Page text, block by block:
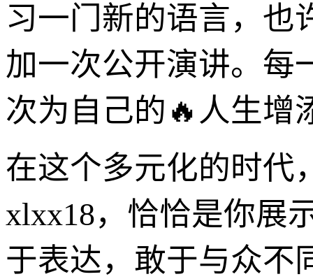
习一门新的语言，也
加一次公开演讲。每
次为自己的🔥人生增
在这个多元化的时代
xlxx18，恰恰是你展
于表达，敢于与众不